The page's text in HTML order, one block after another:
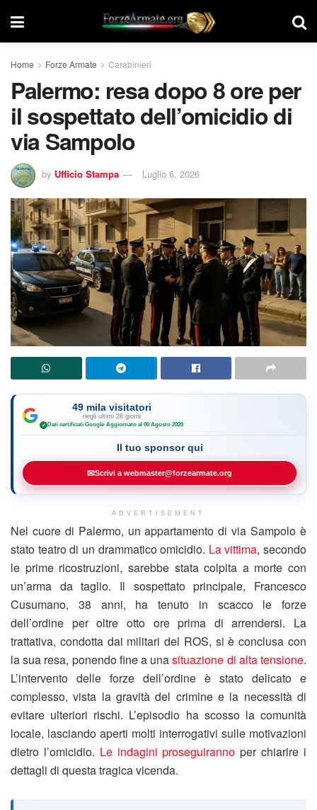
Home Forze Armate Carabinieri
Palermo: resa dopo 8 ore per
il sospettato dell’omicidio di
via Sampolo
by Ufficio Stampa Luglio 6, 2026
49 mila visitatori
negli ultimi 28 giorni
✓ Dati certificati Google·Aggiornato al 06 Agosto 2026
Il tuo sponsor qui
✉Scrivi a webmaster@forzearmate.org
ADVERTISEMENT
Nel cuore di Palermo, un appartamento di via Sampolo è
stato teatro di un drammatico omicidio. La vittima, secondo
le prime ricostruzioni, sarebbe stata colpita a morte con
un’arma da taglio. Il sospettato principale, Francesco
Cusumano, 38 anni, ha tenuto in scacco le forze
dell’ordine per oltre otto ore prima di arrendersi. La
trattativa, condotta dai militari del ROS, si è conclusa con
la sua resa, ponendo fine a unasituazione di alta tensione.
L’intervento delle forze dell’ordine è stato delicato e
complesso, vista la gravità del crimine e la necessità di
evitare ulteriori rischi. L’episodio ha scosso la comunità
locale, lasciando aperti molti interrogativi sulle motivazioni
dietro l’omicidio. Le indagini proseguiranno per chiarire i
dettagli di questa tragica vicenda.